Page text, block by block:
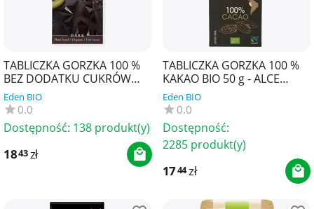
TABLICZKA GORZKA 100 %
BEZ DODATKU CUKRÓW
BEZGLUTENOWA BIO 60 g -
BENJAMISSIMO
Eden BIO
0.0
Dostępność: 138 produkt(y)
1843zł
TABLICZKA GORZKA 100 %
KAKAO BIO 50 g - ALCE
NERO
Eden BIO
0.0
Dostępność:
2285 produkt(y)
1744zł